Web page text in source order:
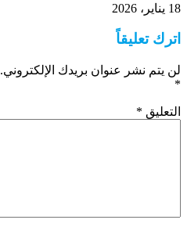
18 يناير، 2026
اترك تعليقاً
لن يتم نشر عنوان بريدك الإلكتروني.
*
التعليق *